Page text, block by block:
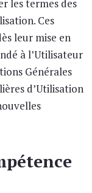
les termes des
Ces
leur mise en
à l’Utilisateur
Générales
d’Utilisation